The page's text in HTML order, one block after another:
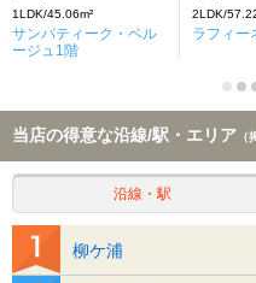
1LDK/45.06m²
サンパティーク・ベル
ージュ1階
2LDK/
ラフィー
当店の得意な沿線/駅・エリア （
沿線・駅
柳ケ浦